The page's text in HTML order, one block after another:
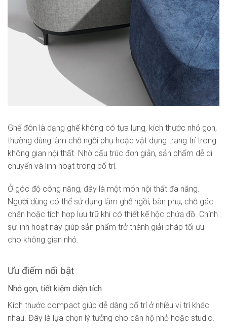
Ghế đôn là dạng ghế không có tựa lưng, kích thước nhỏ gọn,
thường dùng làm chỗ ngồi phụ hoặc vật dụng trang trí trong
không gian nội thất. Nhờ cấu trúc đơn giản, sản phẩm dễ di
chuyển và linh hoạt trong bố trí.
Ở góc độ công năng, đây là một món nội thất đa năng.
Người dùng có thể sử dụng làm ghế ngồi, bàn phụ, chỗ gác
chân hoặc tích hợp lưu trữ khi có thiết kế hộc chứa đồ. Chính
sự linh hoạt này giúp sản phẩm trở thành giải pháp tối ưu
cho không gian nhỏ.
Ưu điểm nổi bật
Nhỏ gọn, tiết kiệm diện tích
Kích thước compact giúp dễ dàng bố trí ở nhiều vị trí khác
nhau. Đây là lựa chọn lý tưởng cho căn hộ nhỏ hoặc studio.